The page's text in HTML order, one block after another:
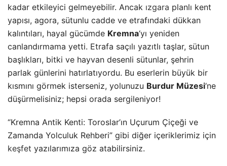
kadar etkileyici gelmeyebilir. Ancak ızgara planlı kent
yapısı, agora, sütunlu cadde ve etrafındaki dükkan
kalıntıları, hayal gücümde Kremna‘yı yeniden
canlandırmama yetti. Etrafa saçılı yazıtlı taşlar, sütun
başlıkları, bitki ve hayvan desenli sütunlar, şehrin
parlak günlerini hatırlatıyordu. Bu eserlerin büyük bir
kısmını görmek isterseniz, yolunuzu Burdur Müzesi‘ne
düşürmelisiniz; hepsi orada sergileniyor!
“Kremna Antik Kenti: Toroslar’ın Uçurum Çiçeği ve
Zamanda Yolculuk Rehberi” gibi diğer içeriklerimiz için
keşfet yazılarımıza göz atabilirsiniz.